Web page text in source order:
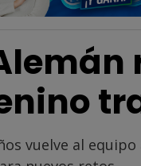
vuelve al